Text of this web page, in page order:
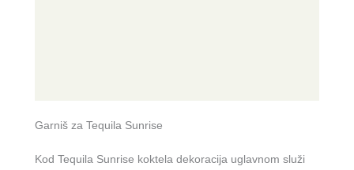
Garniš za Tequila Sunrise
Kod Tequila Sunrise koktela dekoracija uglavnom služi